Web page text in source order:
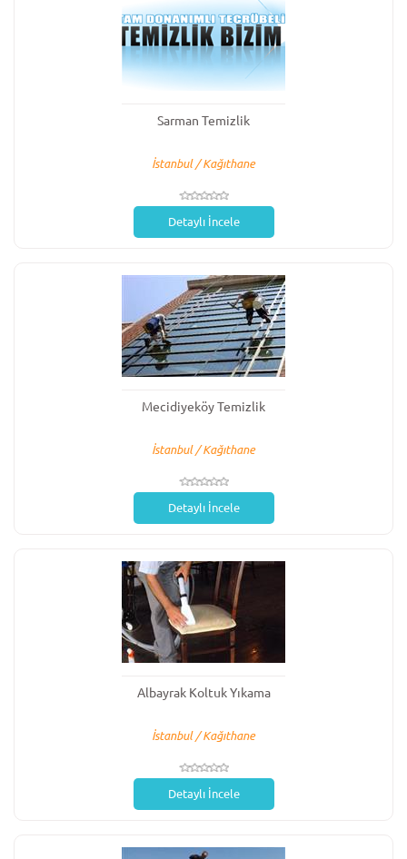
Sarman Temizlik
İstanbul / Kağıthane
Detaylı İncele
Mecidiyeköy Temizlik
İstanbul / Kağıthane
Detaylı İncele
Albayrak Koltuk Yıkama
İstanbul / Kağıthane
Detaylı İncele